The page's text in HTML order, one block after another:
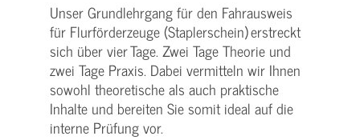
Unser Grundlehrgang für den Fahrausweis
für Flurförderzeuge (Staplerschein) erstreckt
sich über vier Tage. Zwei Tage Theorie und
zwei Tage Praxis. Dabei vermitteln wir Ihnen
sowohl theoretische als auch praktische
Inhalte und bereiten Sie somit ideal auf die
interne Prüfung vor.